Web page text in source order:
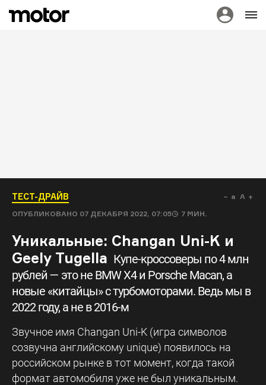
ТЕСТ-ДРАЙВ
ОПУБЛИКОВАНО 07 ДЕКАБРЯ 2022, 07:05 7 МИН.
a A
Уникальные: Changan Uni-K и
Geely Tugella Купе-кроссоверы по 4 млн
рублей — это не BMW X4 и Porsche Macan, а
новые «китайцы» с турбомоторами. Ведь мы в
2022 году, а не в 2016-м
Звучное имя Changan Uni-K (игра символов
созвучна английскому unique) появилось на
российском рынке в тот момент, когда такой
формат автомобиля уже не был уникальным.